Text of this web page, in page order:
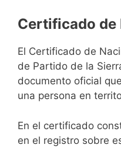
Certificado de
El Certificado de
de Partido de la
documento oficial
una persona en
En el certificado
en el registro sobre